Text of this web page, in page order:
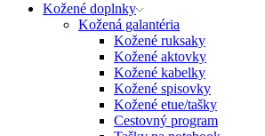
Kožené doplnky
Kožená galantéria
Kožené ruksaky
Kožené aktovky
Kožené kabelky
Kožené spisovky
Kožené etue/tašky
Cestovný program